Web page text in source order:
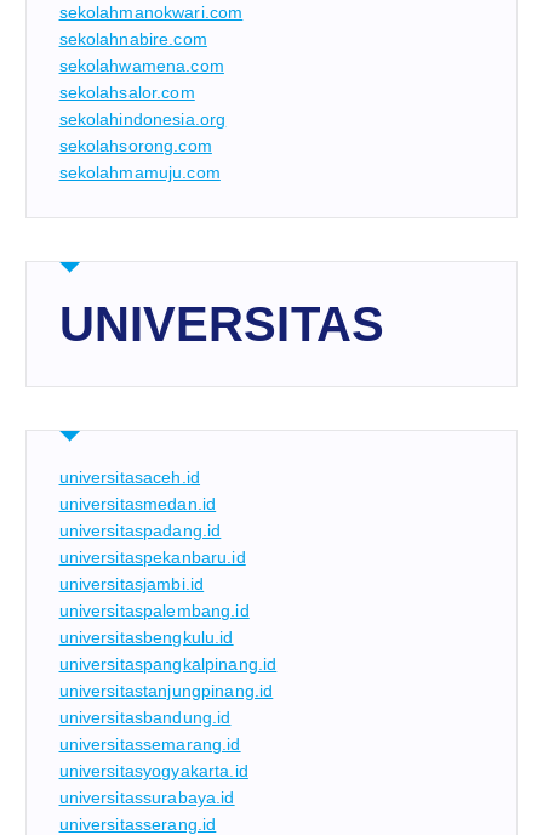
sekolahmanokwari.com
sekolahnabire.com
sekolahwamena.com
sekolahsalor.com
sekolahindonesia.org
sekolahsorong.com
sekolahmamuju.com
UNIVERSITAS
universitasaceh.id
universitasmedan.id
universitaspadang.id
universitaspekanbaru.id
universitasjambi.id
universitaspalembang.id
universitasbengkulu.id
universitaspangkalpinang.id
universitastanjungpinang.id
universitasbandung.id
universitassemarang.id
universitasyogyakarta.id
universitassurabaya.id
universitasserang.id